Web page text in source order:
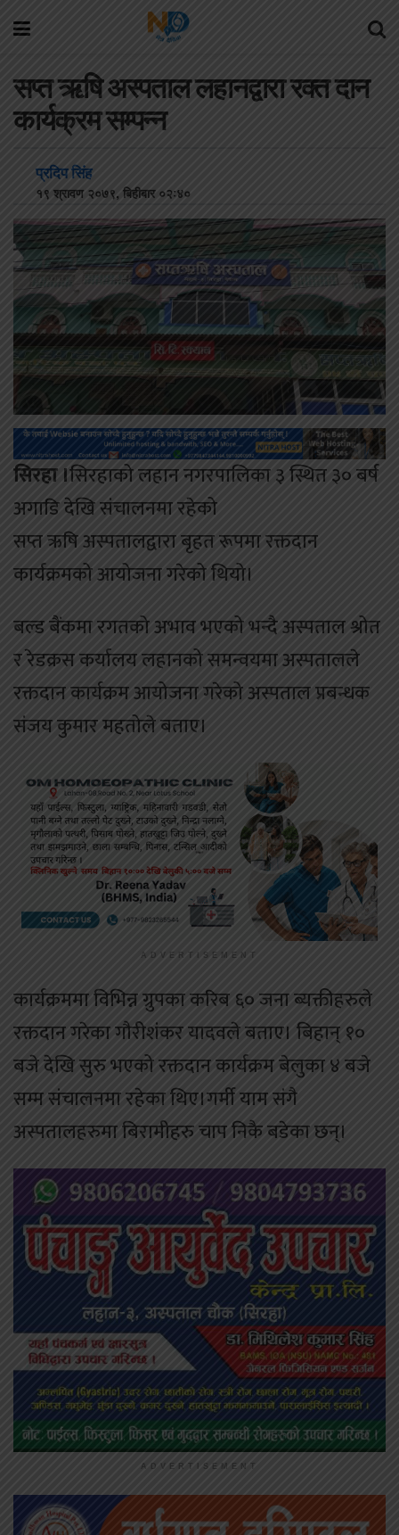
सप्त ऋषि अस्पताल लहानद्वारा रक्त दान
कार्यक्रम सम्पन्न
प्रदिप सिंह
१९ श्रावण २०७९, बिहीबार ०२:४०
सिरहा ।सिरहाको लहान नगरपालिका ३ स्थित ३० बर्ष
अगाडि देखि संचालनमा रहेको
सप्त ऋषि अस्पतालद्वारा बृहत रूपमा रक्तदान
कार्यक्रमको आयोजना गरेको थियो।
बल्ड बैंकमा रगतको अभाव भएको भन्दै अस्पताल श्रोत
र रेडक्रस कर्यालय लहानको समन्वयमा अस्पतालले
रक्तदान कार्यक्रम आयोजना गरेको अस्पताल प्रबन्धक
संजय कुमार महतोले बताए।
ADVERTISEMENT
कार्यक्रममा विभिन्न ग्रुपका करिब ६० जना ब्यक्तीहरुले
रक्तदान गरेका गौरीशंकर यादवले बताए। बिहान् १०
बजे देखि सुरु भएको रक्तदान कार्यक्रम बेलुका ४ बजे
सम्म संचालनमा रहेका थिए।गर्मी याम संगै
अस्पतालहरुमा बिरामीहरु चाप निकै बडेका छन्।
ADVERTISEMENT